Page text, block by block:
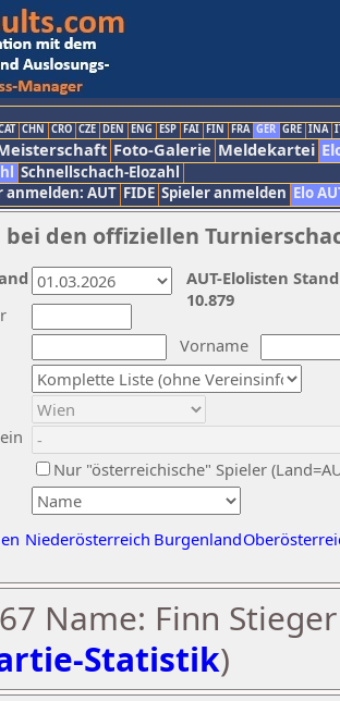
CHN CRO CZE DEN ENG ESP FAI FIN FRA GER GRE INA
Foto-Galerie Meldekartei
Schnellschach-Elozahl
anmelden: AUT FIDE Spieler anmelden Elo
den offiziellen
Vorname
Nur "österreichische" Spieler
Niederösterreich Burgenland
AUT-Elolisten
10.879
Name: Finn
Statistik)